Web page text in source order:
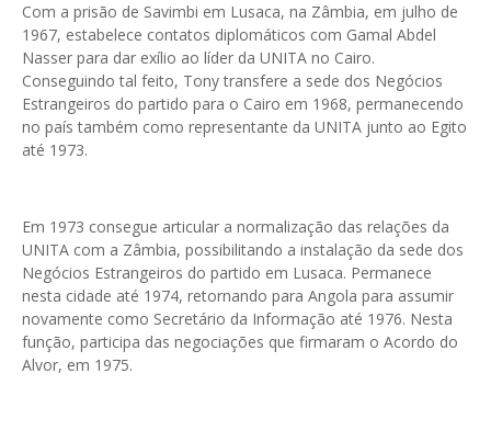
Com a prisão de Savimbi em Lusaca, na Zâmbia, em julho de
1967, estabelece contatos diplomáticos com Gamal Abdel
Nasser para dar exílio ao líder da UNITA no Cairo.
Conseguindo tal feito, Tony transfere a sede dos Negócios
Estrangeiros do partido para o Cairo em 1968, permanecendo
no país também como representante da UNITA junto ao Egito
até 1973.
Em 1973 consegue articular a normalização das relações da
UNITA com a Zâmbia, possibilitando a instalação da sede dos
Negócios Estrangeiros do partido em Lusaca. Permanece
nesta cidade até 1974, retornando para Angola para assumir
novamente como Secretário da Informação até 1976. Nesta
função, participa das negociações que firmaram o Acordo do
Alvor, em 1975.